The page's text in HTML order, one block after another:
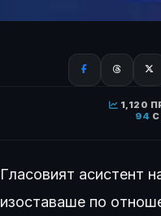
1,120
94
Гласовият асистент
изоставаше по